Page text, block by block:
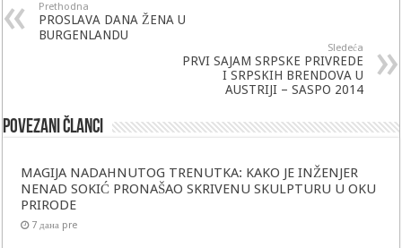
Prethodna
PROSLAVA DANA ŽENA U
BURGENLANDU
Sledeća
PRVI SAJAM SRPSKE PRIVREDE
I SRPSKIH BRENDOVA U
AUSTRIJI – SASPO 2014
Povezani članci
MAGIJA NADAHNUTOG TRENUTKA: KAKO JE INŽENJER
NENAD SOKIĆ PRONAŠAO SKRIVENU SKULPTURU U OKU
PRIRODE
7 дана pre